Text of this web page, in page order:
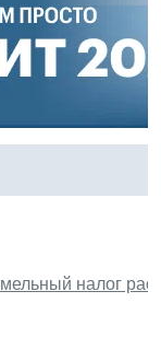
налог